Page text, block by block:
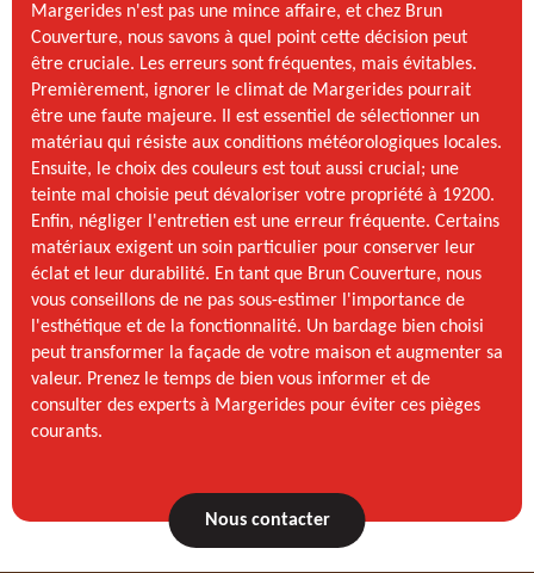
Margerides n'est pas une mince affaire, et chez Brun
Couverture, nous savons à quel point cette décision peut
être cruciale. Les erreurs sont fréquentes, mais évitables.
Premièrement, ignorer le climat de Margerides pourrait
être une faute majeure. Il est essentiel de sélectionner un
matériau qui résiste aux conditions météorologiques locales.
Ensuite, le choix des couleurs est tout aussi crucial; une
teinte mal choisie peut dévaloriser votre propriété à 19200.
Enfin, négliger l'entretien est une erreur fréquente. Certains
matériaux exigent un soin particulier pour conserver leur
éclat et leur durabilité. En tant que Brun Couverture, nous
vous conseillons de ne pas sous-estimer l'importance de
l'esthétique et de la fonctionnalité. Un bardage bien choisi
peut transformer la façade de votre maison et augmenter sa
valeur. Prenez le temps de bien vous informer et de
consulter des experts à Margerides pour éviter ces pièges
courants.
Nous contacter